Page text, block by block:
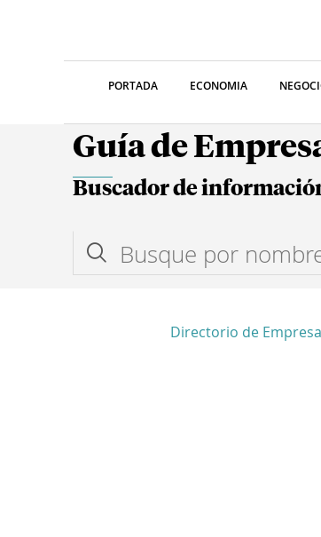
PORTADA ECONOMIA
Guía de
Buscador de
Directorio de